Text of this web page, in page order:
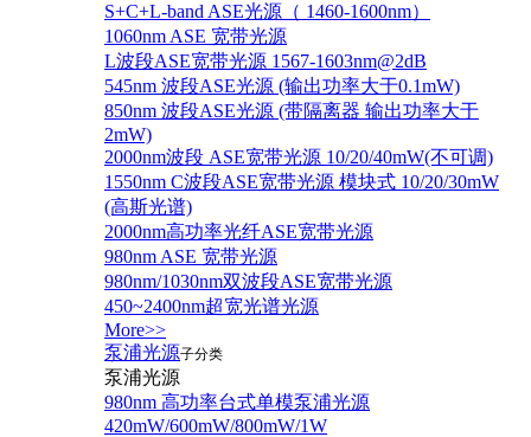
S+C+L-band ASE光源（ 1460-1600nm）
1060nm ASE 宽带光源
L波段ASE宽带光源 1567-1603nm@2dB
545nm 波段ASE光源 (输出功率大于0.1mW)
850nm 波段ASE光源 (带隔离器 输出功率大于
2mW)
2000nm波段 ASE宽带光源 10/20/40mW(不可调)
1550nm C波段ASE宽带光源 模块式 10/20/30mW
(高斯光谱)
2000nm高功率光纤ASE宽带光源
980nm ASE 宽带光源
980nm/1030nm双波段ASE宽带光源
450~2400nm超宽光谱光源
More>>
泵浦光源子分类
泵浦光源
980nm 高功率台式单模泵浦光源
420mW/600mW/800mW/1W